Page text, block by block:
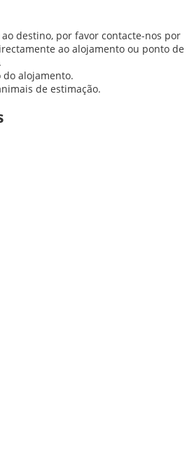
destino, por favor contacte-nos por
ao alojamento ou ponto de
do alojamento.
de estimação.